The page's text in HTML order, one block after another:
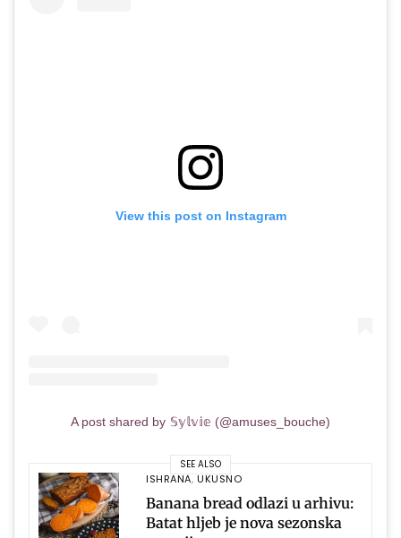
View this post on Instagram
A post shared by 𝕊𝕪𝕝𝕧𝕚𝕖 (@amuses_bouche)
SEE ALSO
ISHRANA, UKUSNO
Banana bread odlazi u arhivu:
Batat hljeb je nova sezonska